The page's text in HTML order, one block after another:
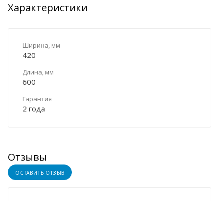
Характеристики
Ширина, мм
420
Длина, мм
600
Гарантия
2 года
Отзывы
ОСТАВИТЬ ОТЗЫВ